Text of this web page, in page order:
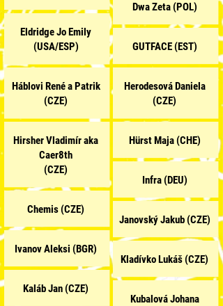
Eldridge Jo Emily
(USA/ESP)
Háblovi René a Patrik
(CZE)
Hirsher Vladimír aka
Caer8th
(CZE)
Chemis (CZE)
Ivanov Aleksi (BGR)
Kaláb Jan (CZE)
Dwa Zeta (POL)
GUTFACE (EST)
HerodesováDaniela
(CZE)
Hürst Maja (CHE)
Infra (DEU)
Janovský Jakub (CZE)
Kladívko Lukáš (CZE)
Kubalová Johana